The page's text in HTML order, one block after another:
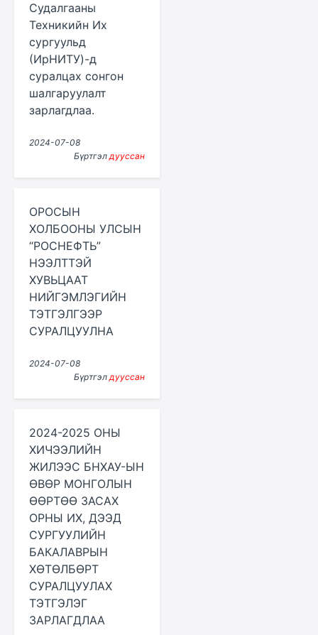
Судалгааны
Техникийн Их
сургуульд
(ИрНИТУ)-д
суралцах сонгон
шалгаруулалт
зарлагдлаа.
2024-07-08
Бүртгэлдууссан
ОРОСЫН
ХОЛБООНЫ УЛСЫН
“РОСНЕФТЬ”
НЭЭЛТТЭЙ
ХУВЬЦААТ
НИЙГЭМЛЭГИЙН
ТЭТГЭЛГЭЭР
СУРАЛЦУУЛНА
2024-07-08
Бүртгэлдууссан
2024-2025 ОНЫ
ХИЧЭЭЛИЙН
ЖИЛЭЭС БНХАУ-ЫН
ӨВӨР МОНГОЛЫН
ӨӨРТӨӨ ЗАСАХ
ОРНЫ ИХ, ДЭЭД
СУРГУУЛИЙН
БАКАЛАВРЫН
ХӨТӨЛБӨРТ
СУРАЛЦУУЛАХ
ТЭТГЭЛЭГ
ЗАРЛАГДЛАА